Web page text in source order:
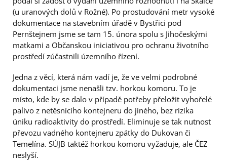
(u uranových dolů v Rožné). Po prostudování metr vysoké
dokumentace na stavebním úřadě v Bystřici pod
Pernštejnem jsme se tam 15. února spolu s Jihočeskými
matkami a Občanskou iniciativou pro ochranu životního
prostředí zúčastnili územního řízení.
Jedna z věcí, která nám vadí je, že ve velmi podrobné
dokumentaci jsme nenašli tzv. horkou komoru. To je
místo, kde by se dalo v případě potřeby přeložit vyhořelé
palivo z netěsnícího kontejneru do jiného, bez rizika
úniku radioaktivity do prostředí. Eliminuje se tak nutnost
převozu vadného kontejneru zpátky do Dukovan či
Temelína. SÚJB taktéž horkou komoru vyžaduje, ale ČEZ
neslyší.